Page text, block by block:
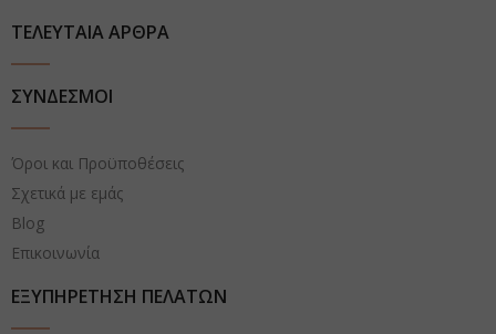
ΤΕΛΕΥΤΑΙΑ ΑΡΘΡΑ
ΣΥΝΔΕΣΜΟΙ
Όροι και Προϋποθέσεις
Σχετικά με εμάς
Blog
Επικοινωνία
ΕΞΥΠΗΡΕΤΗΣΗ ΠΕΛΑΤΩΝ